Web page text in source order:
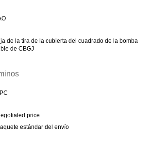
de la tira de la cubierta del cuadrado de la bomba
de CBGJ
price
estándar del envío